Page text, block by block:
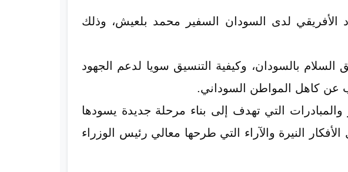
الأفريقي لدى السودان السفير محمد بلعيش، وذلك
بالسودان، وكيفية التنسيق سويا لدعم الجهود
عن كاهل المواطن السوداني.
والمبادرات التي تهدف إلى بناء مرحلة جديدة يسودها
النيرة والآراء التي طرحها معالي رئيس الوزراء